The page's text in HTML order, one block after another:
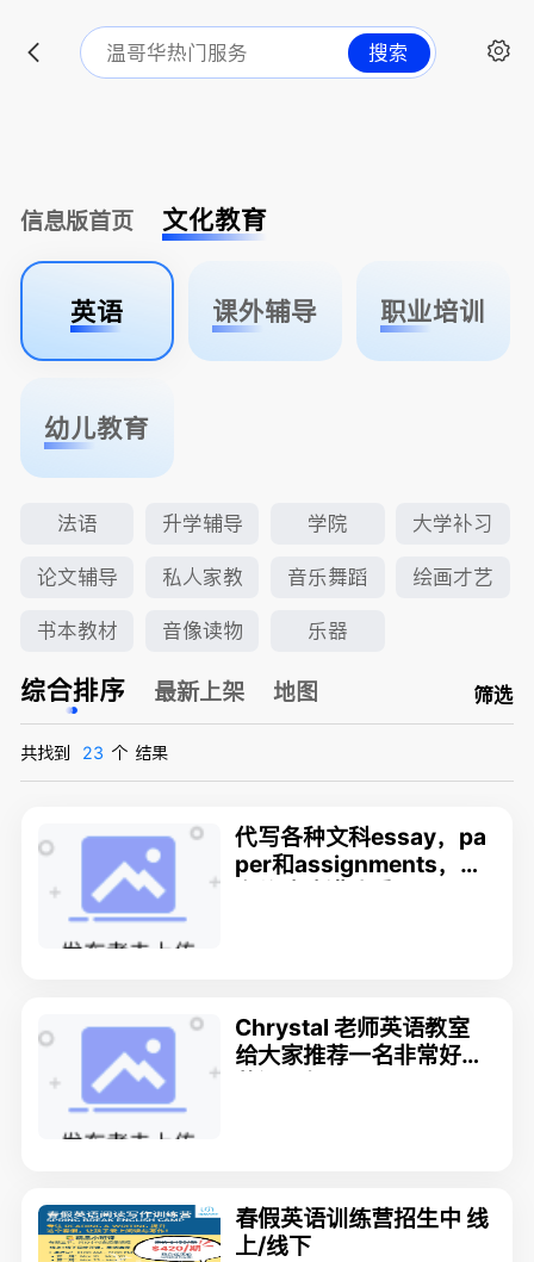
搜索
信息版首页 文化教育
英语 课外辅导 职业培训
幼儿教育
法语 升学辅导 学院 大学补习
论文辅导 私人家教 音乐舞蹈 绘画才艺
书本教材 音像读物 乐器
综合排序 最新上架 地图 筛选
共找到 23 个 结果
代写各种文科essay，pa
per和assignments，作
Chrystal 老师英语教室
给大家推荐一名非常好的
春假英语训练营招生中 线
上/线下